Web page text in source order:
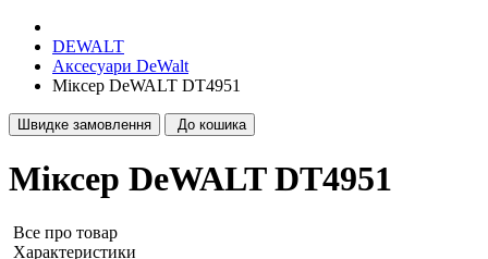
DEWALT
Аксесуари DeWalt
Міксер DeWALT DT4951
Швидке замовлення До кошика
Міксер DeWALT DT4951
Все про товар
Характеристики